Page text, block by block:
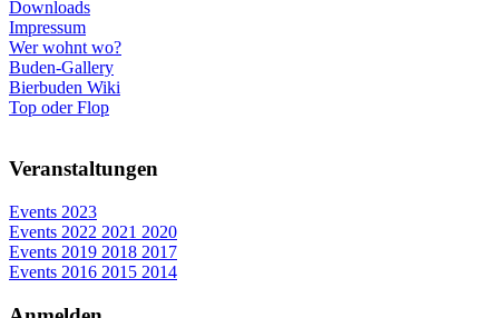
Downloads
Impressum
Wer wohnt wo?
Buden-Gallery
Bierbuden Wiki
Top oder Flop
Veranstaltungen
Events 2023
Events 2022 2021 2020
Events 2019 2018 2017
Events 2016 2015 2014